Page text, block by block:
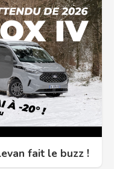
fait le buzz !